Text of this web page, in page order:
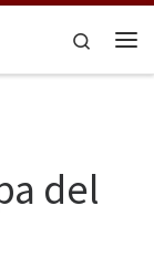
Search
del